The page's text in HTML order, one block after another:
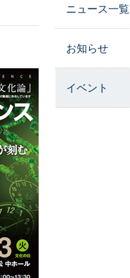
ニュース一覧
お知らせ
イベント